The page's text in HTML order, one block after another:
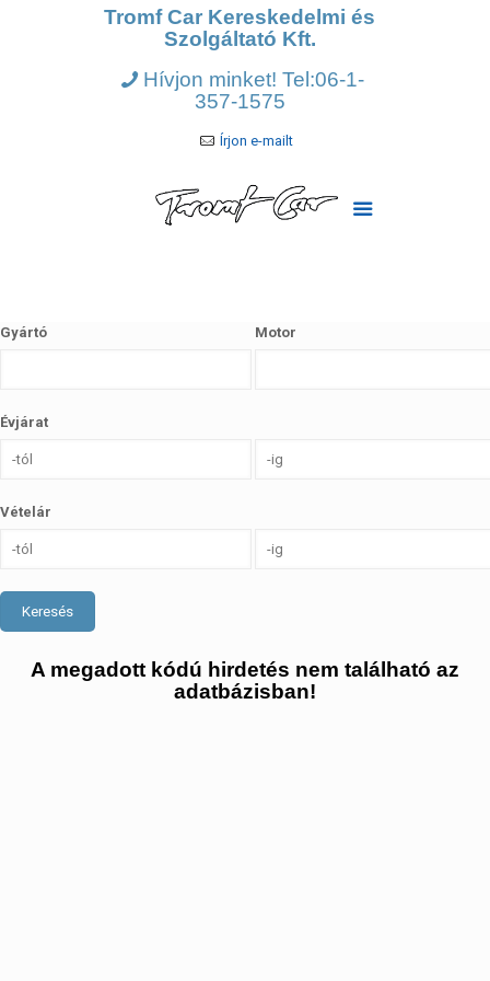
Tromf Car Kereskedelmi és
Szolgáltató Kft.
Hívjon minket! Tel:06-1-
357-1575
Írjon e-mailt
Gyártó Motor
Évjárat
Vételár
Keresés
A megadott kódú hirdetés nem található az
adatbázisban!